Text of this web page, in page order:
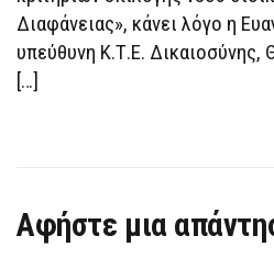
Διαφάνειας», κάνει λόγο η
υπεύθυνη Κ.Τ.Ε. Δικαιοσύνης,
[…]
Αφήστε μια